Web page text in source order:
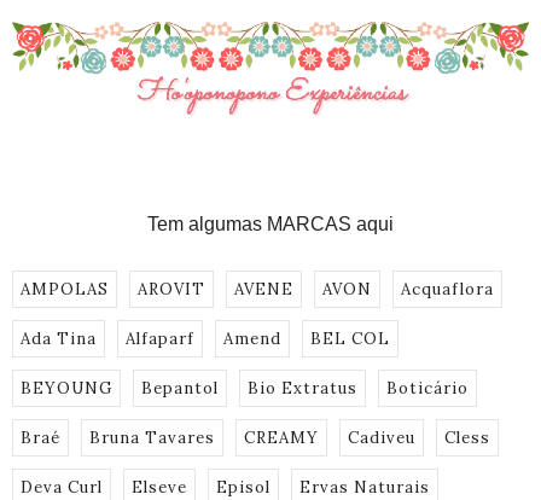
Tem algumas MARCAS aqui
AMPOLAS AROVIT AVENE AVON Acquaflora
Ada Tina Alfaparf Amend BEL COL
BEYOUNG Bepantol Bio Extratus Boticário
Braé Bruna Tavares CREAMY Cadiveu Cless
Deva Curl Elseve Episol Ervas Naturais